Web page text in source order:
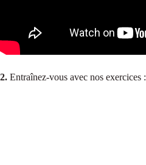
2. Entraînez-vous avec nos exercices :